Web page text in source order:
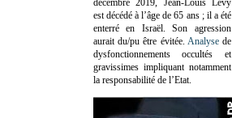
est décédé à l’âge de 65 ans ; il a été
enterré en Israël. Son agression
aurait du/pu être évitée. Analysede
dysfonctionnements occultés et
gravissimes impliquant notamment
la responsabilité de l’Etat.